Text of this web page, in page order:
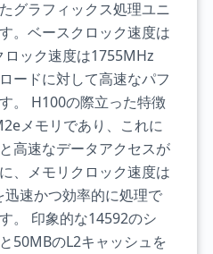
グラフィックス処理ユニ
。ベースクロック速度は
ック速度は1755MHz
ードに対して高速なパフ
。 H100の際立った特徴
メモリであり、これに
高速なデータアクセスが
、メモリクロック速度は
速かつ効率的に処理で
。 印象的な14592のシ
50MBのL2キャッシュを